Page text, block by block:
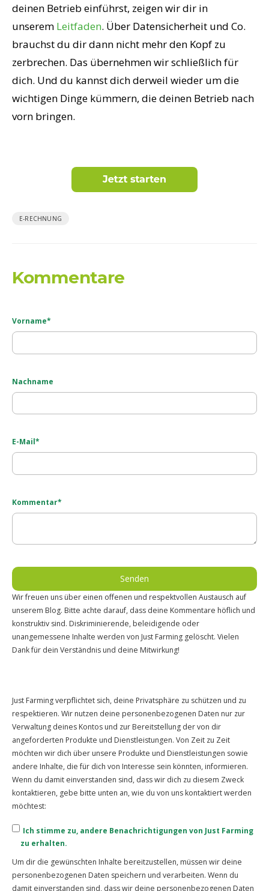
deinen Betrieb einführst, zeigen wir dir in
unserem Leitfaden. Über Datensicherheit und Co.
brauchst du dir dann nicht mehr den Kopf zu
zerbrechen. Das übernehmen wir schließlich für
dich. Und du kannst dich derweil wieder um die
wichtigen Dinge kümmern, die deinen Betrieb nach
vorn bringen.
E-RECHNUNG
Kommentare
Vorname*
Nachname
E-Mail*
Kommentar*
Wir freuen uns über einen offenen und respektvollen Austausch auf
unserem Blog. Bitte achte darauf, dass deine Kommentare höflich und
konstruktiv sind. Diskriminierende, beleidigende oder
unangemessene Inhalte werden von Just Farming gelöscht. Vielen
Dank für dein Verständnis und deine Mitwirkung!
Just Farming verpflichtet sich, deine Privatsphäre zu schützen und zu
respektieren. Wir nutzen deine personenbezogenen Daten nur zur
Verwaltung deines Kontos und zur Bereitstellung der von dir
angeforderten Produkte und Dienstleistungen. Von Zeit zu Zeit
möchten wir dich über unsere Produkte und Dienstleistungen sowie
andere Inhalte, die für dich von Interesse sein könnten, informieren.
Wenn du damit einverstanden sind, dass wir dich zu diesem Zweck
kontaktieren, gebe bitte unten an, wie du von uns kontaktiert werden
möchtest:
Ich stimme zu, andere Benachrichtigungen von Just Farming
zu erhalten.
Um dir die gewünschten Inhalte bereitzustellen, müssen wir deine
personenbezogenen Daten speichern und verarbeiten. Wenn du
damit einverstanden sind, dass wir deine personenbezogenen Daten